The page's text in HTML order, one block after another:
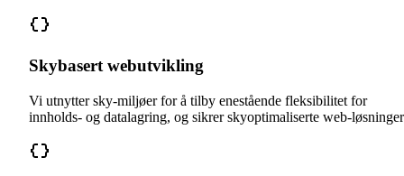
Skybasert webutvikling
Vi utnytter sky-miljøer for å tilby enestående fleksibilitet for
innholds- og datalagring, og sikrer skyoptimaliserte web-